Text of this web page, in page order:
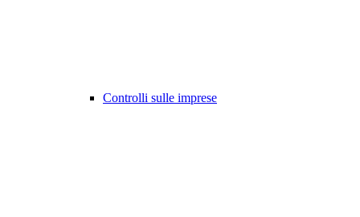
Controlli sulle imprese